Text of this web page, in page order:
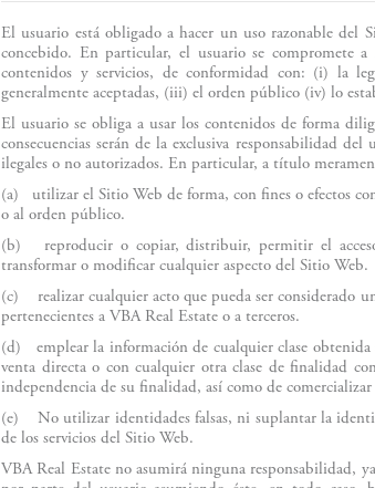
El usuario está obligado a hacer un uso razonable del
concebido. En particular, el usuario se compromete
contenidos y servicios, de conformidad con: (i) la
generalmente aceptadas, (iii) el orden público (iv) lo
El usuario se obliga a usar los contenidos de forma
consecuencias serán de la exclusiva responsabilidad
ilegales o no autorizados. En particular, a título
(a) utilizar el Sitio Web de forma, con fines o efectos
o al orden público.
(b) reproducir o copiar, distribuir, permitir el
transformar o modificar cualquier aspecto del Sitio Web.
(c) realizar cualquier acto que pueda ser considerado
pertenecientes a VBA Real Estate o a terceros.
(d) emplear la información de cualquier clase
venta directa o con cualquier otra clase de finalidad
independencia de su finalidad, así como de
(e) No utilizar identidades falsas, ni suplantar la
de los servicios del Sitio Web.
VBA Real Estate no asumirá ninguna responsabilidad,